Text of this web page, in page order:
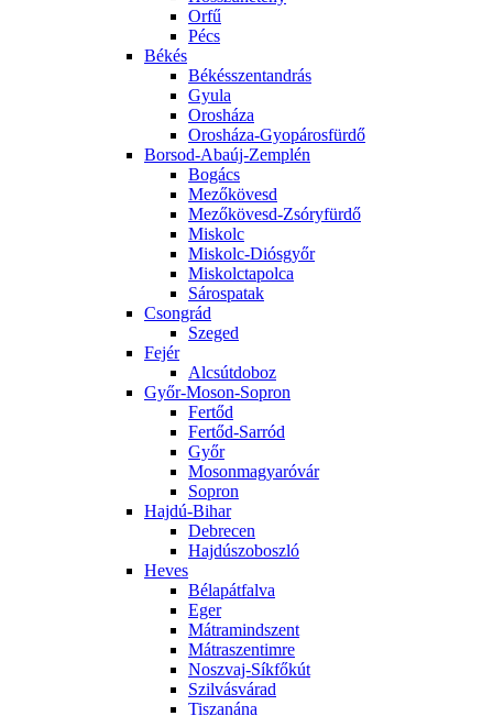
Orfű
Pécs
Békés
Békésszentandrás
Gyula
Orosháza
Orosháza-Gyopárosfürdő
Borsod-Abaúj-Zemplén
Bogács
Mezőkövesd
Mezőkövesd-Zsóryfürdő
Miskolc
Miskolc-Diósgyőr
Miskolctapolca
Sárospatak
Csongrád
Szeged
Fejér
Alcsútdoboz
Győr-Moson-Sopron
Fertőd
Fertőd-Sarród
Győr
Mosonmagyaróvár
Sopron
Hajdú-Bihar
Debrecen
Hajdúszoboszló
Heves
Bélapátfalva
Eger
Mátramindszent
Mátraszentimre
Noszvaj-Síkfőkút
Szilvásvárad
Tiszanána